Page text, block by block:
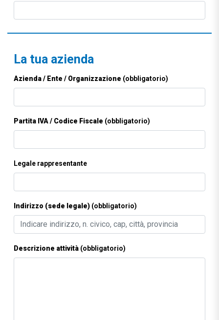
La tua azienda
Azienda / Ente / Organizzazione (obbligatorio)
Partita IVA / Codice Fiscale (obbligatorio)
Legale rappresentante
Indirizzo (sede legale) (obbligatorio)
Descrizione attività (obbligatorio)